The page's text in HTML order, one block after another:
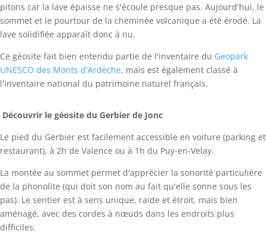
pitons car la lave épaisse ne s'écoule presque pas. Aujourd'hui, le
sommet et le pourtour de la cheminée volcanique a été érodé. La
lave solidifiée apparaît donc à nu.
Ce géosite fait bien entendu partie de l'inventaire du Geopark
UNESCO des Monts d'Ardèche, mais est également classé à
l'inventaire national du patrimoine naturel français.
Découvrir le géosite du Gerbier de Jonc
Le pied du Gerbier est facilement accessible en voiture (parking et
restaurant), à 2h de Valence ou à 1h du Puy-en-Velay.
La montée au sommet permet d'apprécier la sonorité particulière
de la phonolite (qui doit son nom au fait qu'elle sonne sous les
pas). Le sentier est à sens unique, raide et étroit, mais bien
aménagé, avec des cordes à nœuds dans les endroits plus
difficiles.